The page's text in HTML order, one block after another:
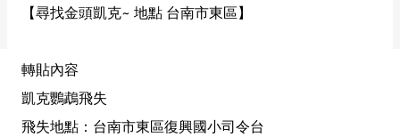
【尋找金頭凱克~ 地點 台南市東區】
轉貼內容
凱克鸚鵡飛失
飛失地點：台南市東區復興國小司令台